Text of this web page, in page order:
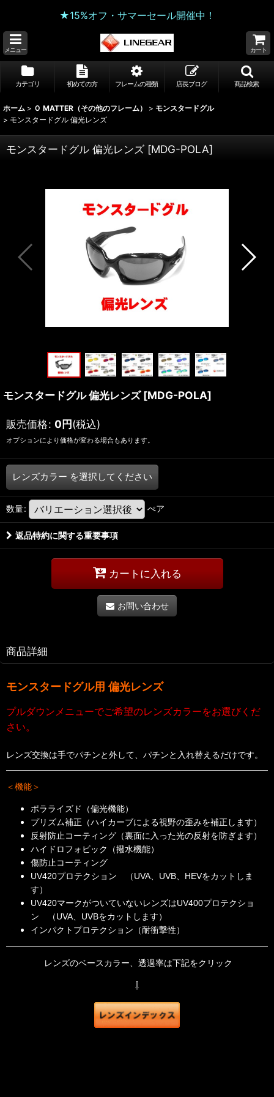
★15%オフ・サマーセール開催中！
メニュー カート
カテゴリ 初めての方 フレームの種類 店長ブログ 商品検索
ホーム > Ｏ MATTER（その他のフレーム） > モンスタードグル
> モンスタードグル 偏光レンズ
モンスタードグル 偏光レンズ [MDG-POLA]
モンスタードグル 偏光レンズ [MDG-POLA]
販売価格: 0円(税込)
オプションにより価格が変わる場合もあります。
レンズカラー を選択してください
数量: ぺア
返品特約に関する重要事項
カートに入れる
お問い合わせ
商品詳細
モンスタードグル用 偏光レンズ
プルダウンメニューでご希望のレンズカラーをお選びくだ
さい。
レンズ交換は手でパチンと外して、パチンと入れ替えるだけです。
＜機能＞
ポラライズド（偏光機能）
プリズム補正（ハイカーブによる視野の歪みを補正します）
反射防止コーティング（裏面に入った光の反射を防ぎます）
ハイドロフォビック（撥水機能）
傷防止コーティング
UV420プロテクション （UVA、UVB、HEVをカットしま
す）
UV420マークがついていないレンズはUV400プロテクショ
ン （UVA、UVBをカットします）
インパクトプロテクション（耐衝撃性）
レンズのベースカラー、透過率は下記をクリック
⇩